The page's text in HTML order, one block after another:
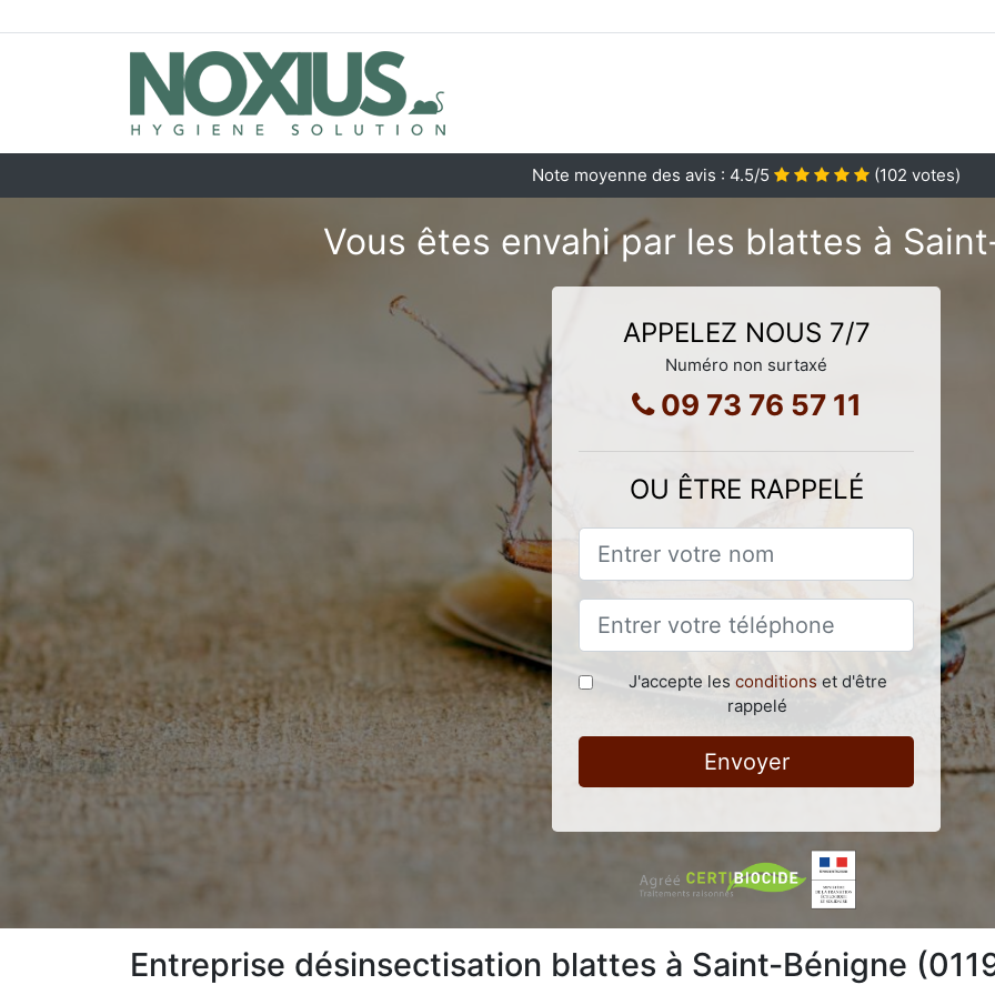
Note moyenne des avis : 4.5/5 (102 votes)
Vous êtes envahi par les blattes à
APPELEZ NOUS 7/7
Numéro non surtaxé
09 73 76 57 11
OU ÊTRE RAPPELÉ
J'accepte les conditions et d'être
rappelé
Envoyer
Entreprise désinsectisation blattes à Saint-Bénigne